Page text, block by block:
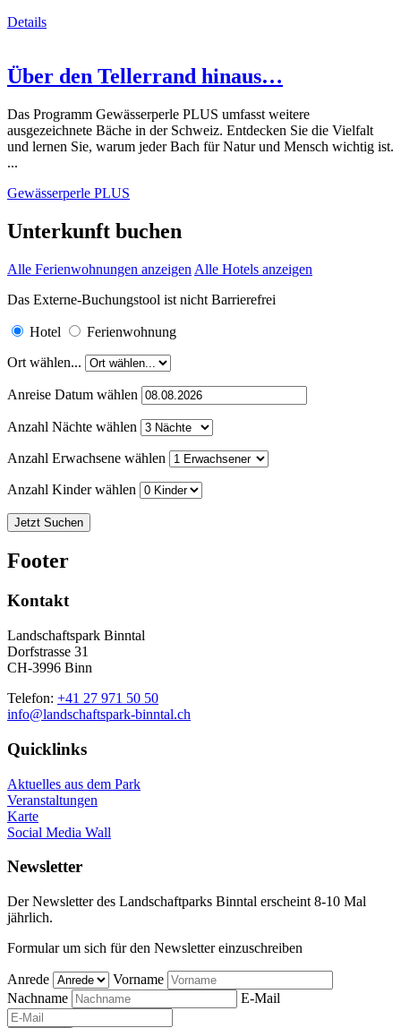
Details
Über den Tellerrand hinaus…
Das Programm Gewässerperle PLUS umfasst weitere
ausgezeichnete Bäche in der Schweiz. Entdecken Sie die Vielfalt
und lernen Sie, warum jeder Bach für Natur und Mensch wichtig ist.
...
Gewässerperle PLUS
Unterkunft buchen
Alle Ferienwohnungen anzeigen Alle Hotels anzeigen
Das Externe-Buchungstool ist nicht Barrierefrei
Hotel
Ferienwohnung
Ort wählen...
Anreise Datum wählen
Anzahl Nächte wählen
Anzahl Erwachsene wählen
Anzahl Kinder wählen
Footer
Kontakt
Landschaftspark Binntal
Dorfstrasse 31
CH-3996 Binn
Telefon: +41 27 971 50 50
info@landschaftspark-binntal.ch
Quicklinks
Aktuelles aus dem Park
Veranstaltungen
Karte
Social Media Wall
Newsletter
Der Newsletter des Landschaftparks Binntal erscheint 8-10 Mal
jährlich.
Formular um sich für den Newsletter einzuschreiben
Anrede
Vorname
Nachname
E-Mail